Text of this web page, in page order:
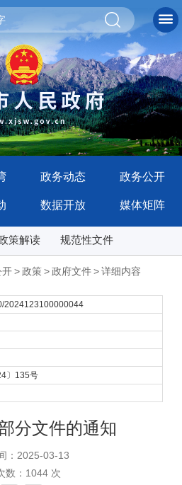
政务动态 政务公开
数据开放 媒体矩阵
策解读 规范性文件
开>政策>政府文件>详细内容
2024123100000044
〕135号
分文件的通知
：2025-03-13
数： 1044次